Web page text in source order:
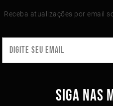
Receba atualizações por email
SIGA NAS